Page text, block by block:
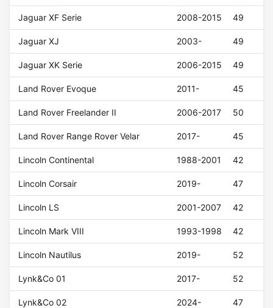
Jaguar XF Serie 2008-2015 49
Jaguar XJ 2003- 49
Jaguar XK Serie 2006-2015 49
Land Rover Evoque 2011- 45
Land Rover Freelander II 2006-2017 50
Land Rover Range Rover Velar 2017- 45
Lincoln Continental 1988-2001 42
Lincoln Corsair 2019- 47
Lincoln LS 2001-2007 42
Lincoln Mark VIII 1993-1998 42
Lincoln Nautilus 2019- 52
Lynk&Co 01 2017- 52
Lynk&Co 02 2024- 47